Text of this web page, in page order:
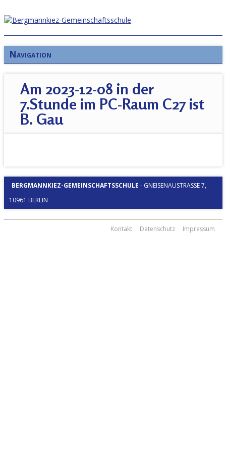
Navigation
Am 2023-12-08 in der
7.Stunde im PC-Raum C27 ist
B. Gau
BERGMANNKIEZ-GEMEINSCHAFTSSCHULE - GNEISENAUSTRASSE 7, 1
0961 BERLIN
Kontakt Datenschutz Impressum